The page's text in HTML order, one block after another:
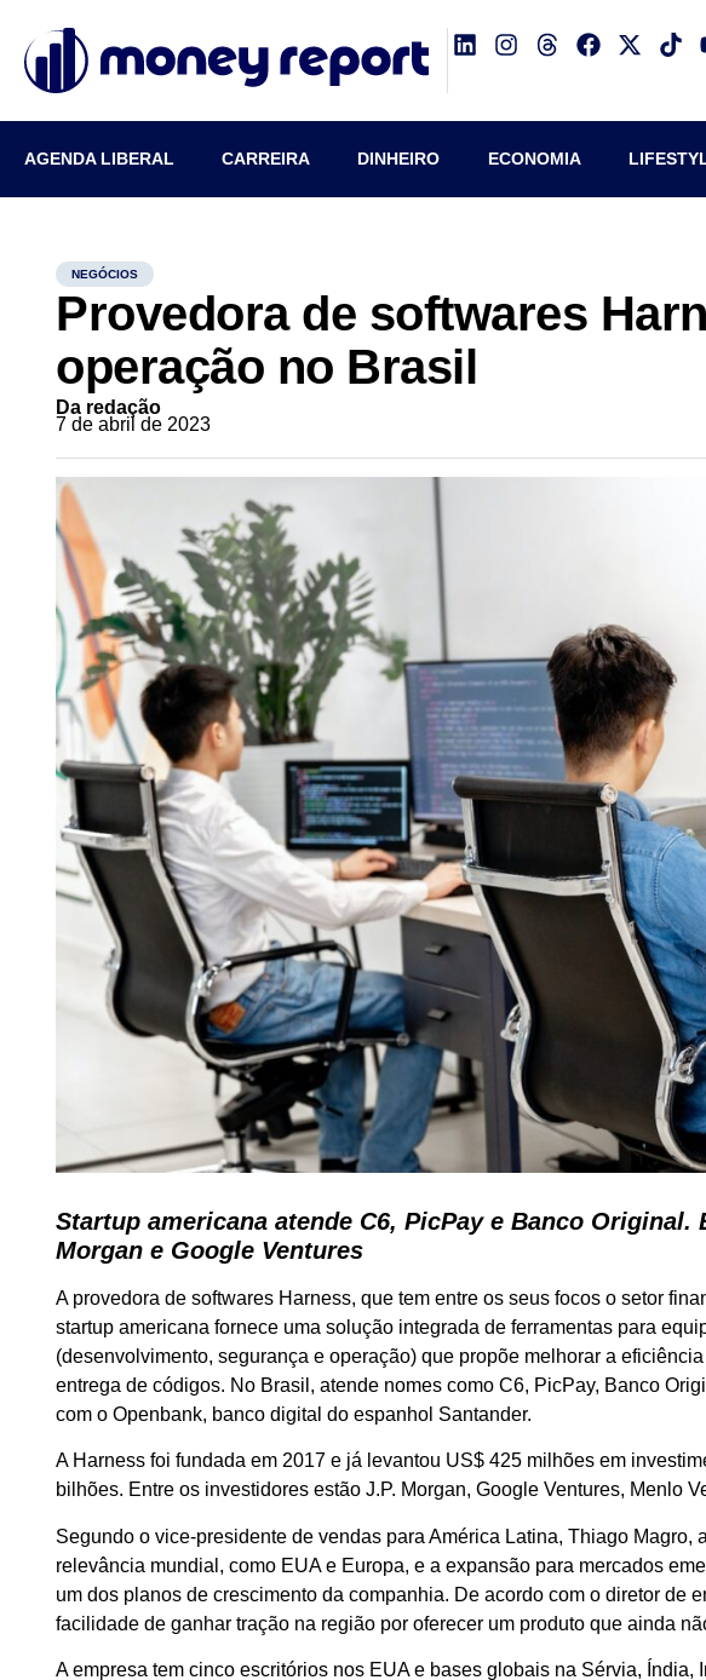
AGENDA LIBERAL CARREIRA DINHEIRO ECONOMIA
NEGÓCIOS
Provedora de softwares
operação no Brasil
Da redação
7 de abril de 2023
Startup americana atende C6, PicPay e Banco Original.
Morgan e Google Ventures
A provedora de softwares Harness, que tem entre os seus focos o setor
startup americana fornece uma solução integrada de ferramentas para
(desenvolvimento, segurança e operação) que propõe melhorar a
entrega de códigos. No Brasil, atende nomes como C6, PicPay, Banco
com o Openbank, banco digital do espanhol Santander.
A Harness foi fundada em 2017 e já levantou US$ 425 milhões em
bilhões. Entre os investidores estão J.P. Morgan, Google Ventures, Menlo
Segundo o vice-presidente de vendas para América Latina, Thiago Magro,
relevância mundial, como EUA e Europa, e a expansão para mercados
um dos planos de crescimento da companhia. De acordo com o diretor de
facilidade de ganhar tração na região por oferecer um produto que ainda
A empresa tem cinco escritórios nos EUA e bases globais na Sérvia, Índia,